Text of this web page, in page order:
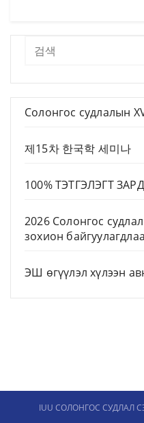
Хайх
Солонгос судлалын
제15차 한국학 세미나
100% ТЭТГЭЛЭГТ
2026 Солонгос
зохион байгуулагдлаа
ЭШ өгүүлэл хүлээн
IUU СОЛОНГОС СУДЛАЛ